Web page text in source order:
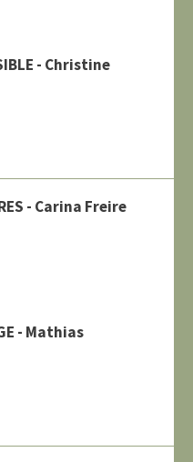
- Christine
- Carina Freire
- Mathias